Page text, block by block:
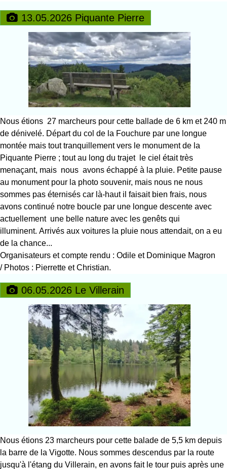
13.05.2026 Piquante Pierre
Nous étions 27 marcheurs pour cette ballade de 6 km et 240 m
de dénivelé. Départ du col de la Fouchure par une longue
montée mais tout tranquillement vers le monument de la
Piquante Pierre ; tout au long du trajet le ciel était très
menaçant, mais nous avons échappé à la pluie. Petite pause
au monument pour la photo souvenir, mais nous ne nous
sommes pas éternisés car là-haut il faisait bien frais, nous
avons continué notre boucle par une longue descente avec
actuellement une belle nature avec les genêts qui
illuminent. Arrivés aux voitures la pluie nous attendait, on a eu
de la chance...
Organisateurs et compte rendu : Odile et Dominique Magron
/ Photos : Pierrette et Christian.
06.05.2026 Le Villerain
Nous étions 23 marcheurs pour cette balade de 5,5 km depuis
la barre de la Vigotte. Nous sommes descendus par la route
jusqu'à l'étang du Villerain, en avons fait le tour puis après une